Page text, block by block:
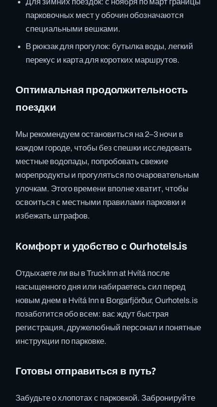
парковочных мест у обочин обозначаются
специальными вешками.
В рюкзак для прогулок: бутылка воды, легкий
перекус и карта для коротких маршрутов.
Оптимальная продолжительность
поездки
Мы рекомендуем остановиться на 2–3 ночи в
каждом городе, чтобы без спешки исследовать
местные водопады, попробовать свежие
морепродукты и прогуляться по очаровательным
улочкам. Этого времени вполне хватит, чтобы
освоиться с местными правилами парковки и
избежать штрафов.
Комфорт и удобство с Ourhotels.is
Отдыхаете ли вы в Truck Inn at Hvítá после
насыщенного дня или набираетесь сил перед
новым днем в Hvítá Inn в Borgarfjörður, Ourhotels.is
позаботится обо всем: вас ждут быстрая
регистрация, дружелюбный персонал и понятные
инструкции по парковке.
Готовы отправиться в путь?
Забудьте о хлопотах с парковкой. Забронируйте